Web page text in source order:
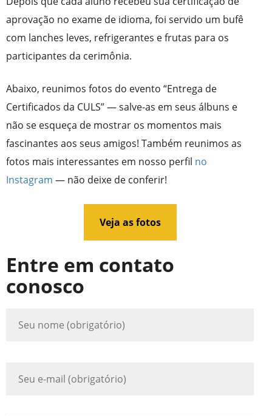
aprovação no exame de idioma, foi servido um bufê
com lanches leves, refrigerantes e frutas para os
participantes da cerimônia.
Abaixo, reunimos fotos do evento “Entrega de
Certificados da CULS” — salve-as em seus álbuns e
não se esqueça de mostrar os momentos mais
fascinantes aos seus amigos! Também reunimos as
fotos mais interessantes em nosso perfil no
Instagram — não deixe de conferir!
Veja as fotos
Entre em contato
conosco